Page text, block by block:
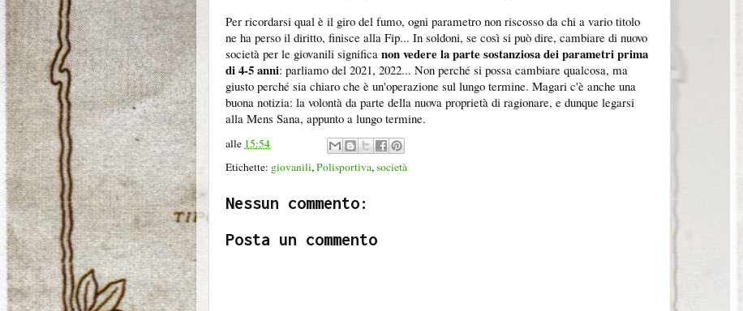
Per ricordarsi qual è il giro del fumo, ogni parametro non riscosso da chi a vario titolo
ne ha perso il diritto, finisce alla Fip... In soldoni, se così si può dire, cambiare di nuovo
società per le giovanili significa non vedere la parte sostanziosa dei parametri prima
di 4-5 anni: parliamo del 2021, 2022... Non perché si possa cambiare qualcosa, ma
giusto perché sia chiaro che è un'operazione sul lungo termine. Magari c'è anche una
buona notizia: la volontà da parte della nuova proprietà di ragionare, e dunque legarsi
alla Mens Sana, appunto a lungo termine.
alle 15:54
Etichette: giovanili, Polisportiva, società
Nessun commento:
Posta un commento